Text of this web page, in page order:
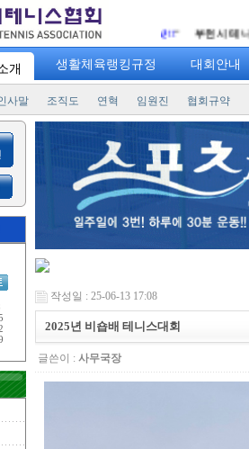
리를 향한 열정의 샷!! " 부천시 테니스협회 http://
개 생활체육랭킹규정 대회안내
사말 조직도 연혁 임원진 협회규약
작성일 : 25-06-13 17:08
2025년 비숍배 테니스대회
글쓴이 : 사무국장